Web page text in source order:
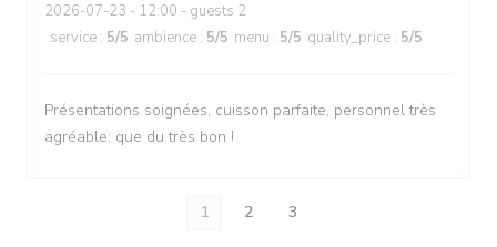
2026-07-23 - 12:00 - guests 2
service : 5/5 ambience : 5/5 menu : 5/5 quality_price : 5/5
Présentations soignées, cuisson parfaite, personnel très
agréable: que du très bon !
1 2 3